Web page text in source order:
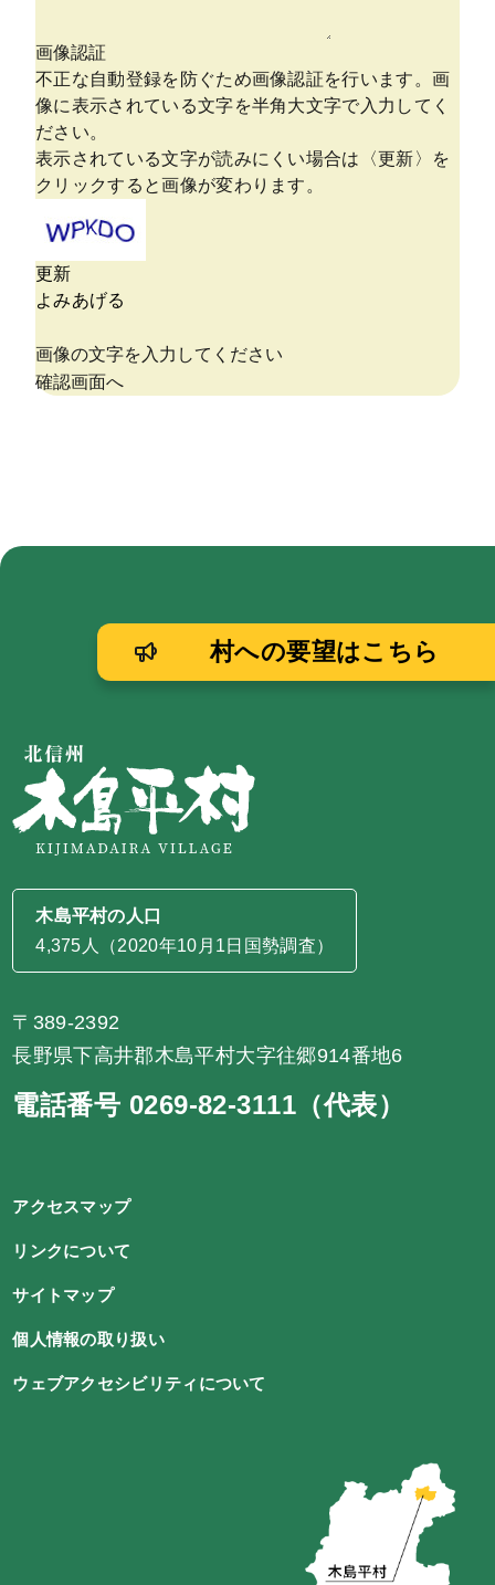
木島平村の人口
4,375人（2020年10月1日国勢調査）
〒389-2392
長野県下高井郡木島平村大字往郷914番地6
電話番号 0269-82-3111（代表）
村への要望はこちら
アクセスマップ
リンクについて
サイトマップ
個人情報の取り扱い
ウェブアクセシビリティについて